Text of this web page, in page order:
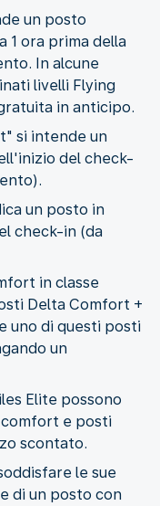
un posto
1 ora prima della
In alcune
livelli Flying
in anticipo.
si intende un
del check-
un posto in
check-in (da
in classe
Delta Comfort +
uno di questi posti
un
Elite possono
e posti
scontato.
le sue
di un posto con